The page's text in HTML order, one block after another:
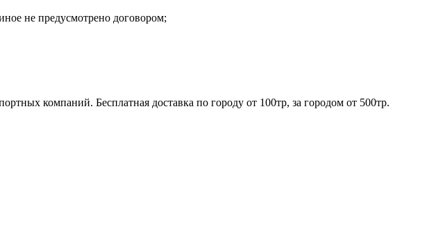
не предусмотрено договором;
компаний. Бесплатная доставка по городу от 100тр, за городом от 500тр.